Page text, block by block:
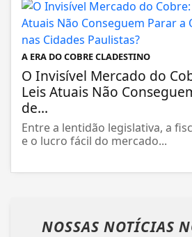
A ERA DO COBRE CLADESTINO
O Invisível Mercado do
Leis Atuais Não
de...
Entre a lentidão legislativa, a
e o lucro fácil do mercado...
NOSSAS NOTÍCIAS